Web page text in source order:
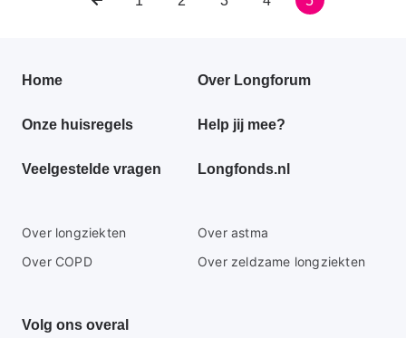
Primair
menu
Home Over Longforum
Onze huisregels Help jij mee?
Veelgestelde vragen Longfonds.nl
Secundaire
footer
Over longziekten
Over astma
Over COPD
Over zeldzame longziekten
Volg ons overal